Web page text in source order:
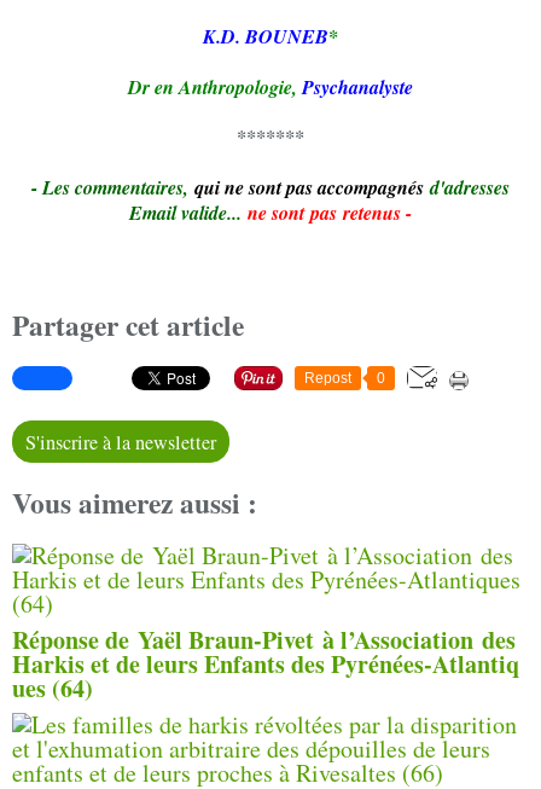
K.D. BOUNEB*
Dr en Anthropologie,Psychanalyste
*******
- Les commentaires, qui ne sont pas accompagnésd'adresses
Email valide... ne sont pas retenus -
Partager cet article
Repost 0
S'inscrire à la newsletter
Vous aimerez aussi :
Réponse de Yaël Braun-Pivet à l’Association des
Harkis et de leurs Enfants des Pyrénées-Atlantiq
ues (64)